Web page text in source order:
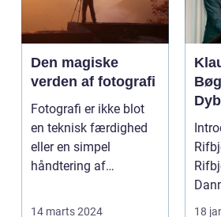
Den magiske
verden af fotografi
Fotografi er ikke blot
en teknisk færdighed
eller en simpel
håndtering af
14 marts 2024
på
18